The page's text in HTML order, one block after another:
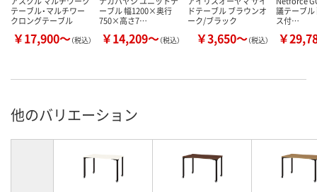
テーブル・マルチワー
クロングテーブル
￥17,900～（税込）
ーブル 幅1200×奥行
750×高さ7…
￥14,209～（税込）
ドテーブル ブラウンオ
ーク/ブラック
￥3,650～（税込）
議テーブ
ス付…
￥
他のバリエーション